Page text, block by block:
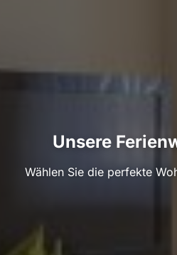
Unsere
Wählen Sie die perfekte